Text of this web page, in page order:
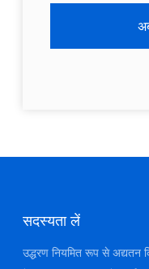
सदस्यता लें
उद्धरण नियमित रूप से अद्यतन